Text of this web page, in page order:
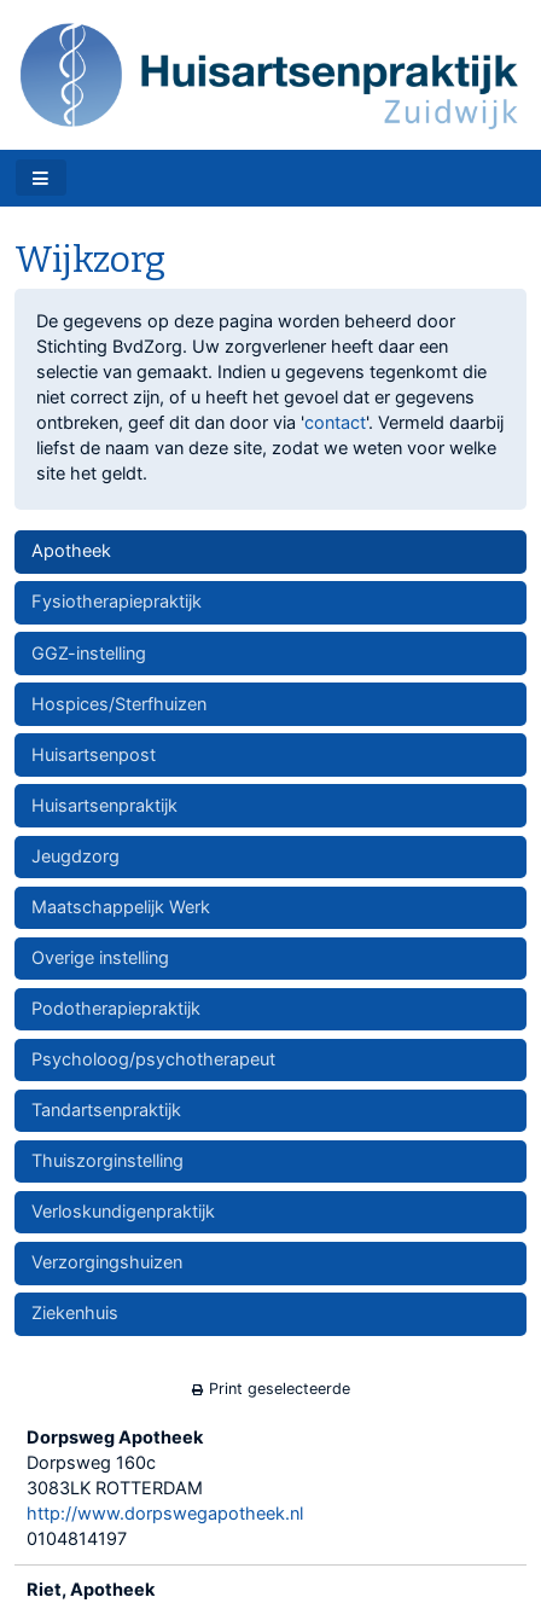
Wijkzorg
De gegevens op deze pagina worden beheerd door
Stichting BvdZorg. Uw zorgverlener heeft daar een
selectie van gemaakt. Indien u gegevens tegenkomt die
niet correct zijn, of u heeft het gevoel dat er gegevens
ontbreken, geef dit dan door via 'contact'. Vermeld daarbij
liefst de naam van deze site, zodat we weten voor welke
site het geldt.
Apotheek
Fysiotherapiepraktijk
GGZ-instelling
Hospices/Sterfhuizen
Huisartsenpost
Huisartsenpraktijk
Jeugdzorg
Maatschappelijk Werk
Overige instelling
Podotherapiepraktijk
Psycholoog/psychotherapeut
Tandartsenpraktijk
Thuiszorginstelling
Verloskundigenpraktijk
Verzorgingshuizen
Ziekenhuis
Print geselecteerde
Dorpsweg Apotheek
Dorpsweg 160c
3083LK ROTTERDAM
http://www.dorpswegapotheek.nl
0104814197
Riet, Apotheek